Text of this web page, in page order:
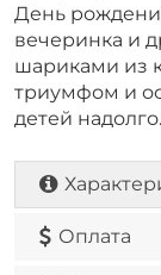
День
вечеринка и
шариками из
триумфом и
детей надолго.
Оплата